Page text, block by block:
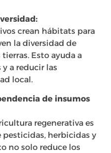
crean hábitats para
la diversidad de
Esto ayuda a
a reducir las
local.
de insumos
regenerativa es
herbicidas y
no solo reduce los